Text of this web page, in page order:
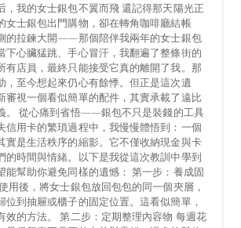
，我的女士銀包不翼而飛 還記得那天陽光正
女士銀包出門購物，卻在轉角咖啡廳結帳
的拉鍊大開——那個陪伴我兩年的女士銀包
下心臟猛跳、手心冒汗，我翻遍了整條街的
有店員，最終只能接受它真的離開了我。那
，至今想起來仍心有餘悸。但正是這次遺
審視一個看似簡單的配件，其實承載了遠比
。 從心痛到省悟——銀包不只是裝錢的工具
信用卡的繁瑣過程中，我慢慢體悟到：一個
實是生活秩序的縮影。它不僅收納現金與卡
的時間與情緒。以下是我從這次教訓中學到
能幫助你避免同樣的遺憾： 第一步：養成固
用後，將女士銀包放回包包的同一個夾層，
位到抽屜或櫃子的固定位置。這看似簡單，
效的方法。 第二步：定期整理內容物 每週花